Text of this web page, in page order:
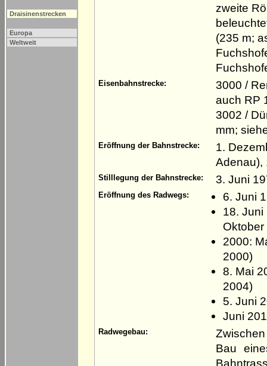
Draisinenstrecken
Europa
Weltweit
zweite
(235 m;
Eisenbahnstrecke:
3000 /
auch RP
3002 /
mm;
Eröffnung der Bahnstrecke:
1.
Adenau),
Stilllegung der Bahnstrecke: 3. Juni
Eröffnung des Radwegs:
6. Juni
18.
2000:
2000)
8. Mai
2004)
5. Juni
Juni
Radwegebau:
Bau